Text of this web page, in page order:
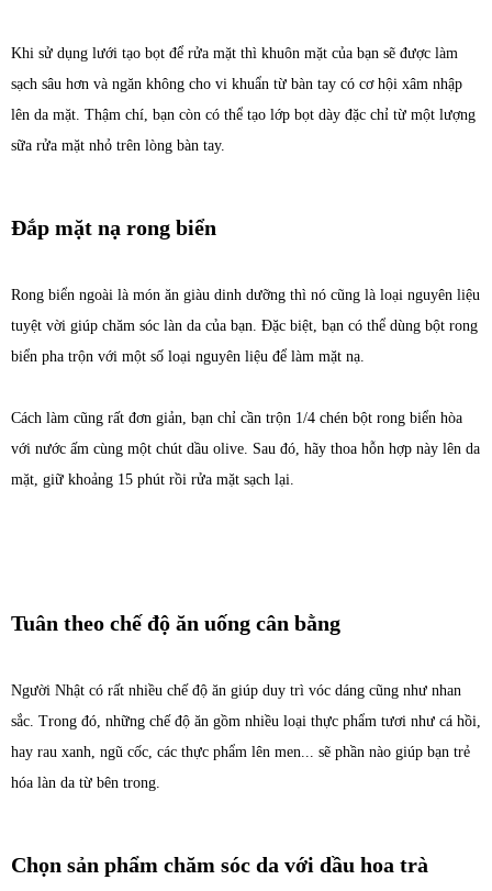
Khi sử dụng lưới tạo bọt để rửa mặt thì khuôn mặt của bạn sẽ được làm
sạch sâu hơn và ngăn không cho vi khuẩn từ bàn tay có cơ hội xâm nhập
lên da mặt. Thậm chí, bạn còn có thể tạo lớp bọt dày đặc chỉ từ một lượng
sữa rửa mặt nhỏ trên lòng bàn tay.
Đắp mặt nạ rong biển
Rong biển ngoài là món ăn giàu dinh dưỡng thì nó cũng là loại nguyên liệu
tuyệt vời giúp chăm sóc làn da của bạn. Đặc biệt, bạn có thể dùng bột rong
biển pha trộn với một số loại nguyên liệu để làm mặt nạ.
Cách làm cũng rất đơn giản, bạn chỉ cần trộn 1/4 chén bột rong biển hòa
với nước ấm cùng một chút dầu olive. Sau đó, hãy thoa hỗn hợp này lên da
mặt, giữ khoảng 15 phút rồi rửa mặt sạch lại.
Tuân theo chế độ ăn uống cân bằng
Người Nhật có rất nhiều chế độ ăn giúp duy trì vóc dáng cũng như nhan
sắc. Trong đó, những chế độ ăn gồm nhiều loại thực phẩm tươi như cá hồi,
hay rau xanh, ngũ cốc, các thực phẩm lên men... sẽ phần nào giúp bạn trẻ
hóa làn da từ bên trong.
Chọn sản phẩm chăm sóc da với dầu hoa trà